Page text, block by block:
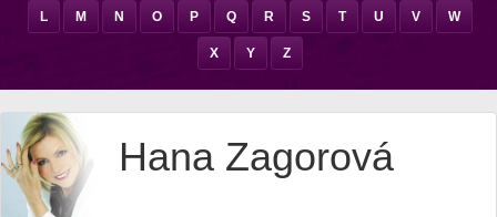
L M N O P Q R S T U V W
X Y Z
Hana Zagorová